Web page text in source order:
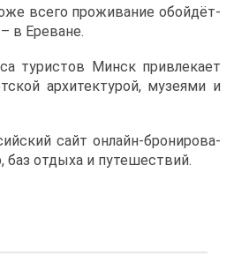
все­го про­жи­ва­ние обой­дёт­
в Ере­ване.
ту­ри­стов Минск при­вле­ка­ет
ар­хи­тек­ту­рой, му­зе­я­ми и
сайт он­лайн-бро­ни­ро­ва­
баз от­ды­ха и пу­те­ше­ствий.